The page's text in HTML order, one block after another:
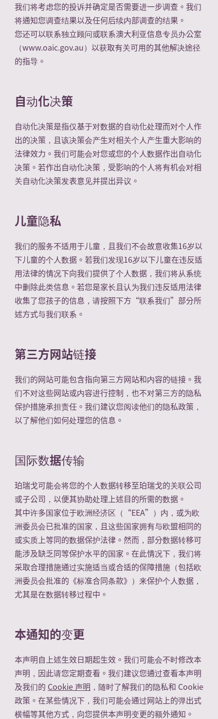
我们将考虑您的投诉并确定是否需要进一步调查。我们
将通知您调查结果以及任何后续内部调查的结果。
您还可以联系独立顾问或联系澳大利亚信息专员办公室
（www.oaic.gov.au）以获取有关可用的其他解决途径
的指导。
自动化决策
自动化决策是指仅基于对数据的自动化处理而对个人作
出的决策，且该决策会产生对相关个人产生重大影响的
法律效力。我们可能会对您或您的个人数据作出自动化
决策。若作出自动化决策，受影响的个人将有机会对相
关自动化决策发表意见并提出异议。
儿童隐私
我们的服务不适用于儿童，且我们不会故意收集16岁以
下儿童的个人数据。若我们发现16岁以下儿童在违反适
用法律的情况下向我们提供了个人数据，我们将从系统
中删除此类信息。若您是家长且认为我们违反适用法律
收集了您孩子的信息，请按照下方“联系我们”部分所
述方式与我们联系。
第三方网站链接
我们的网站可能包含指向第三方网站和内容的链接。我
们不对这些网站或内容进行控制，也不对第三方的隐私
保护措施承担责任。我们建议您阅读他们的隐私政策，
以了解他们如何处理您的信息。
国际数据传输
珀瑞戈可能会将您的个人数据转移至珀瑞戈的关联公司
或子公司，以便其协助处理上述目的所需的数据。
其中许多国家位于欧洲经济区（“EEA”）内，或为欧
洲委员会已批准的国家，且这些国家拥有与欧盟相同的
或实质上等同的数据保护法律。然而，部分数据转移可
能涉及缺乏同等保护水平的国家。在此情况下，我们将
采取合理措施通过实施适当或合适的保障措施（包括欧
洲委员会批准的《标准合同条款》）来保护个人数据，
尤其是在数据转移过程中。
本通知的变更
本声明自上述生效日期起生效。我们可能会不时修改本
声明，因此请您定期查看。我们建议您通过查看本声明
及我们的 Cookie 声明 ，随时了解我们的隐私和 Cookie
政策。在某些情况下，我们可能会通过网站上的弹出式
横幅等其他方式，向您提供本声明变更的额外通知。
media features, and analyze our traffic. We share information
analytics partners who may combine it with other information
that you have provided to them or that they have collected from
your use of their services. For more information visit our
Privacy Notice
Cookies Settings Okay